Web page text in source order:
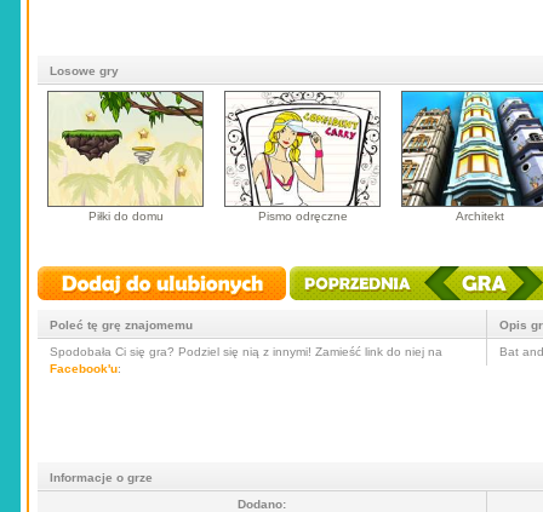
Losowe gry
Piłki do domu Pismo odręczne Architekt
Poleć tę grę znajomemu
Spodobała Ci się gra? Podziel się nią z innymi! Zamieść link do niej na
Facebook'u:
Opis
Bat
Informacje o grze
Dodano: